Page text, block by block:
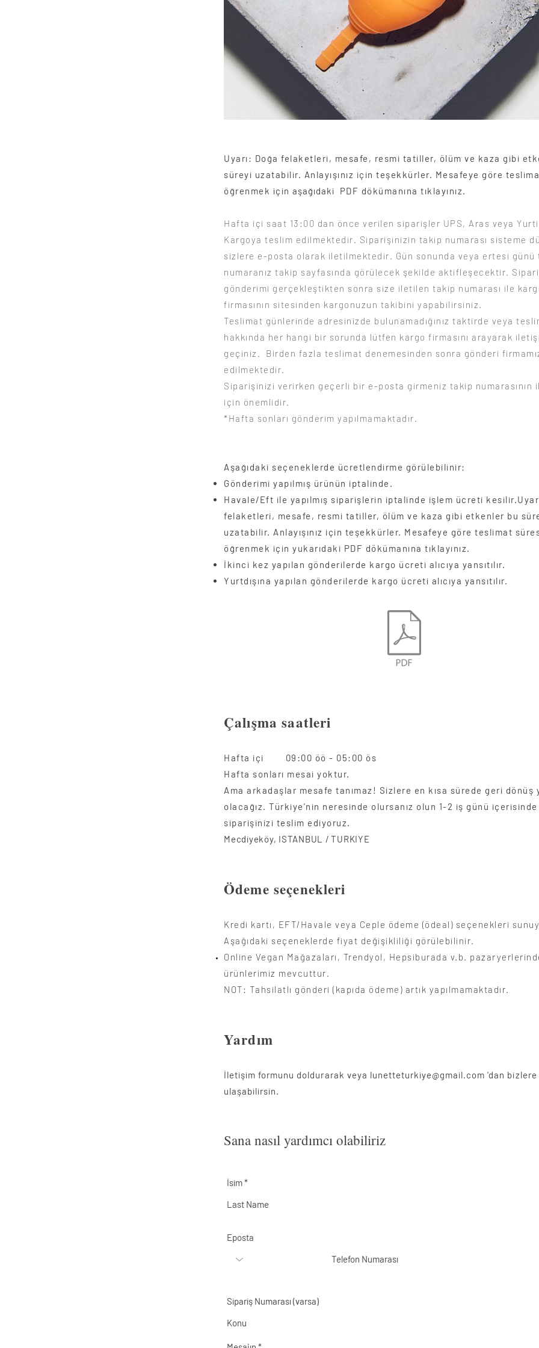
Uyarı: Doğa felaketleri, mesafe, resmi tatiller, ölüm ve kaza gibi
süreyi uzatabilir. Anlayışınız için teşekkürler.​ Mesafeye göre
öğrenmek için aşağıdaki PDF dökümanına tıklayınız.
Hafta içi saat 13:00 dan önce verilen siparişler UPS, Aras veya
Kargoya teslim edilmektedir. Siparişinizin takip numarası sisteme
sizlere e-posta olarak iletilmektedir. Gün sonunda veya ertesi günü
numaranız takip sayfasında görülecek şekilde aktifleşecektir.
gönderimi gerçekleştikten sonra size iletilen takip numarası ile
firmasının sitesinden kargonuzun takibini yapabilirsiniz.
Teslimat günlerinde adresinizde bulunamadığınız taktirde veya
hakkında her hangi bir sorunda lütfen kargo firmasını arayarak
geçiniz. Birden fazla teslimat denemesinden sonra gönderi
edilmektedir.
Siparişinizi verirken geçerli bir e-posta girmeniz takip numarasının
için önemlidir.
*Hafta sonları gönderim yapılmamaktadır.
Aşağıdaki seçeneklerde ücretlendirme görülebilinir:
Gönderimi yapılmış ürünün iptalinde.
Havale/Eft ile yapılmış siparişlerin iptalinde işlem ücreti kesilir.
felaketleri, mesafe, resmi tatiller, ölüm ve kaza gibi etkenler bu
uzatabilir. Anlayışınız için teşekkürler.
Mesafeye göre teslimat
öğrenmek için yukarıdaki PDF dökümanına tıklayınız.
İkinci kez yapılan gönderilerde kargo ücreti alıcıya yansıtılır.
Yurtdışına yapılan gönderilerde kargo ücreti alıcıya yansıtılır.
Çalışma saatleri
Hafta içi 09:00 öö - 05:00 ös
Hafta sonları mesai yoktur.
Ama arkadaşlar mesafe tanımaz! Sizlere en kısa sürede geri dönüş
olacağız. Türkiye'nin neresinde olursanız olun 1-2 iş günü içerisinde
siparişinizi teslim ediyoruz.
Mecdiyeköy, ISTANBUL / TURKIYE
Ödeme seçenekleri
Kredi kartı, EFT/Havale veya Ceple ödeme (ödeal) seçenekleri
Aşağıdaki seçeneklerde fiyat değişikliliği görülebilinir.​
Online Vegan Mağazaları, Trendyol, Hepsiburada v.b.
ürünlerimiz mevcuttur.
NOT: Tahsilatlı gönderi (kapıda ödeme) artık yapılmamaktadır.
Yardım
İletişim formunu doldurarak veya lunetteturkiye@gmail.com 'dan bizlere
ulaşabilirsin.
Sana nasıl yardımcı olabiliriz